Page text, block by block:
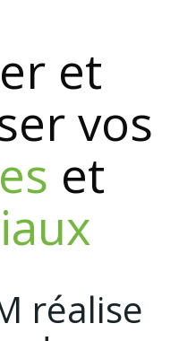
et
vos
et
réalise